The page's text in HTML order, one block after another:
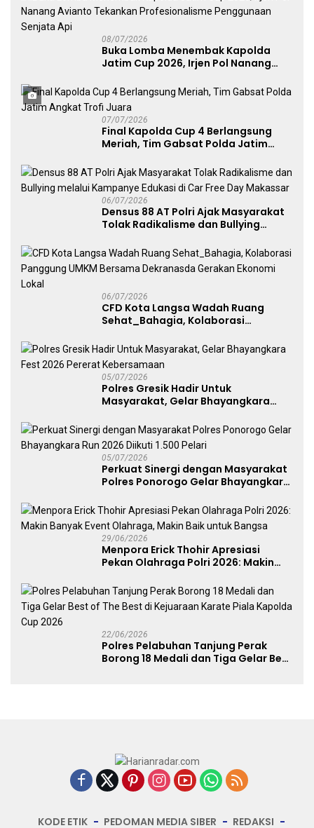
08/07/2026
Buka Lomba Menembak Kapolda
Jatim Cup 2026, Irjen Pol Nanang
Penggunaan Senjata Api
07/07/2026
Final Kapolda Cup 4 Berlangsung
Meriah, Tim Gabsat Polda Jatim
06/07/2026
Densus 88 AT Polri Ajak Masyarakat
Tolak Radikalisme dan Bullying
Free Day Makassar
06/07/2026
CFD Kota Langsa Wadah Ruang
Sehat_Bahagia, Kolaborasi
Dekranasda Gerakan Ekonomi Lokal
05/07/2026
Polres Gresik Hadir Untuk
Masyarakat, Gelar Bhayangkara
05/07/2026
Perkuat Sinergi dengan Masyarakat
Polres Ponorogo Gelar Bhayangkara
29/06/2026
Menpora Erick Thohir Apresiasi
Pekan Olahraga Polri 2026: Makin
untuk Bangsa
22/06/2026
Polres Pelabuhan Tanjung Perak
Borong 18 Medali dan Tiga Gelar Best
KODE ETIK PEDOMAN MEDIA SIBER REDAKSI